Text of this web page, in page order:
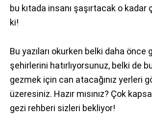
bu kıtada insanı şaşırtacak o kadar
ki!
Bu yazıları okurken belki daha
şehirlerini hatırlıyorsunuz, belki de
gezmek için can atacağınız yerleri
üzeresiniz. Hazır mısınız? Çok
gezi rehberi sizleri bekliyor!